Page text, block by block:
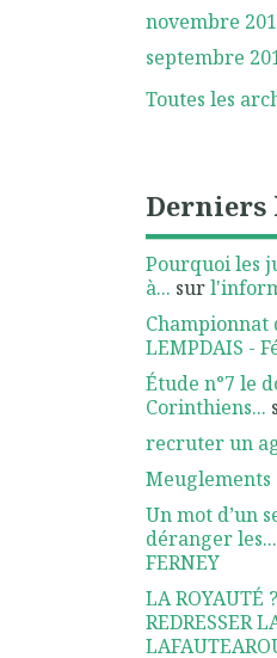
novembre
septembre
Toutes les
Derniers
Pourquoi les
à... sur
Championnat
LEMPDAIS -
Étude n°7 le
Corinthiens...
recruter un
Meuglements
Un mot d’un
déranger les...
FERNEY
LA ROYAUTÉ
REDRESSER